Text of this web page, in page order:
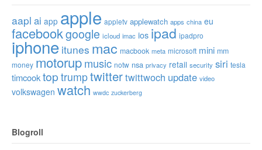
aapl ai app apple appletv applewatch apps china eu
facebookgoogle icloud imac ios ipad ipadpro
iphone itunes mac macbook meta microsoft mini mm
money motorupmusic notw nsa privacy retail security siri tesla
timcooktop trumptwittertwittwoch update video
volkswagen watch wwdc zuckerberg
Blogroll